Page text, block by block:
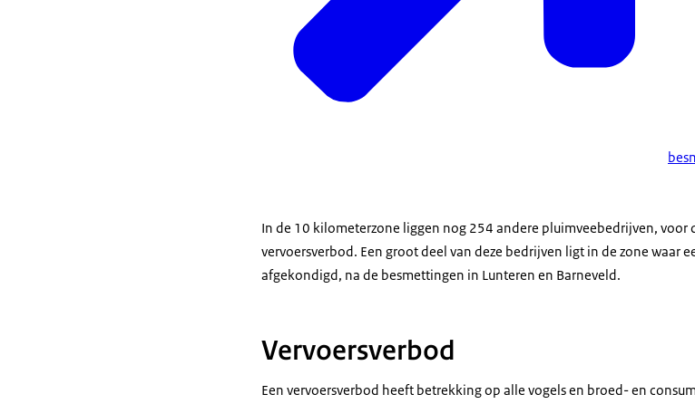
In de 10 kilometerzone liggen nog 254 andere pluimveebedrijven, voor
vervoersverbod. Een groot deel van deze bedrijven ligt in de zone waar
afgekondigd, na de besmettingen in Lunteren en Barneveld.
Vervoersverbod
Een vervoersverbod heeft betrekking op alle vogels en broed- en